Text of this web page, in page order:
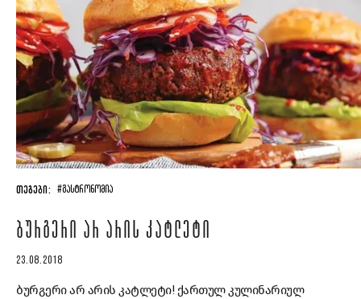
ᲗᲔᲒᲔᲑᲘ: #ᲒᲐᲡᲢᲠᲝᲜᲝᲛᲘᲐ
ᲑᲣᲠᲒᲔᲠᲘ ᲐᲠ ᲐᲠᲘᲡ ᲙᲐᲢᲚᲔᲢᲘ
23.08.2018
ბურგერი არ არის კატლეტი! ქართულ კულინარიულ